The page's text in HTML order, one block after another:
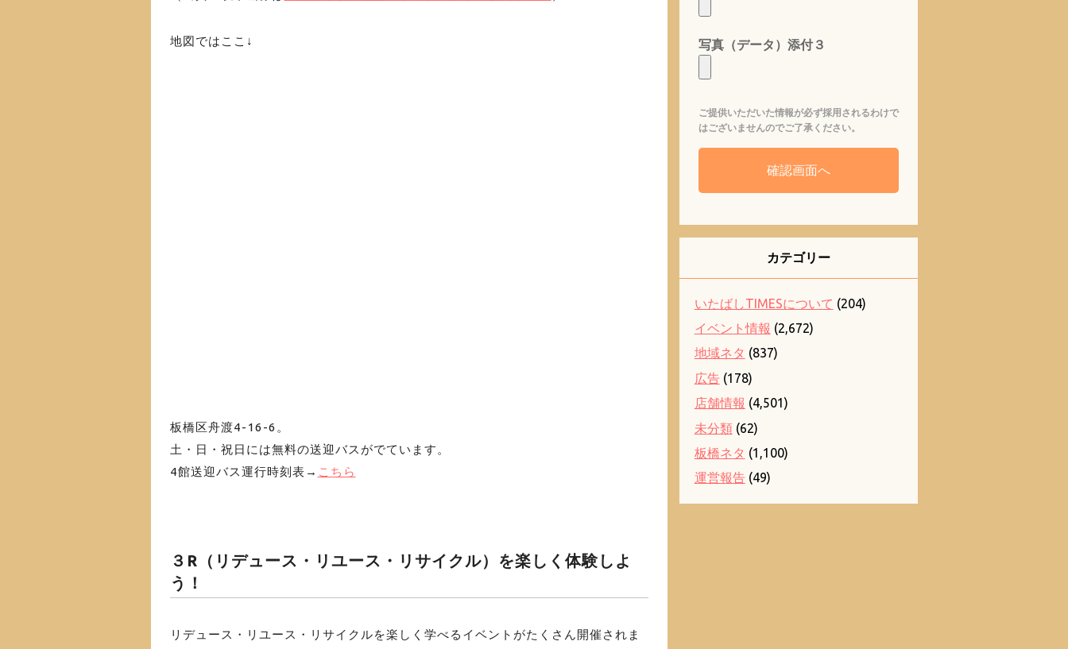
地図ではここ↓
板橋区舟渡4-16-6 。
土・日・祝日には無料の送迎バスがでています。
4館送迎バス運行時刻表→ こちら
３R（リデュース・リユース・リサイクル）を楽しく体験しよ
う！
リデュース・リユース・リサイクルを楽しく学べるイベントがたくさん開催されま
写真（データ）添付３
ご提供いただいた情報が必ず採用されるわけで
はございませんのでご了承ください。
カテゴリー
いたばしTIMESについて (204)
イベント情報 (2,672)
地域ネタ (837)
広告(178)
店舗情報 (4,501)
未分類(62)
板橋ネタ (1,100)
運営報告(49)